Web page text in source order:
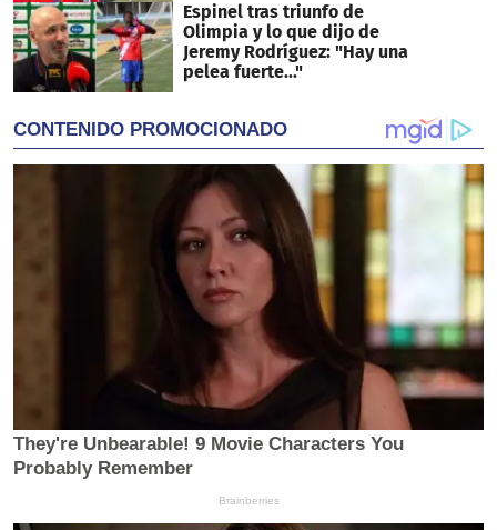
Espinel tras triunfo de
Olimpia y lo que dijo de
Jeremy Rodríguez: "Hay una
pelea fuerte..."